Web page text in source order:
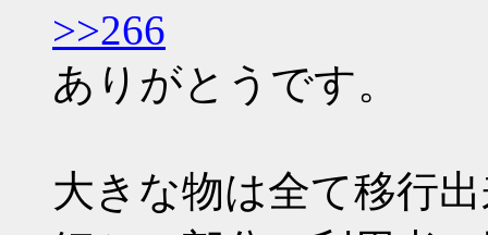
>>266
ありがとうです。
大きな物は全て移行